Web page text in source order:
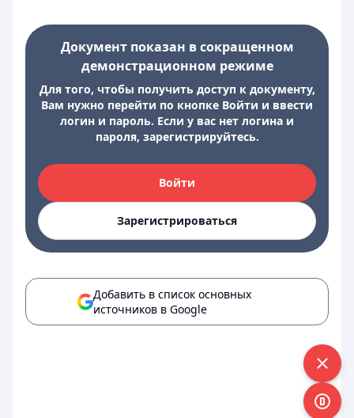
Документ показан в сокращенном
демонстрационном режиме
Для того, чтобы получить доступ к документу,
Вам нужно перейти по кнопке Войти и ввести
логин и пароль. Если у вас нет логина и
пароля, зарегистрируйтесь.
Войти
Зарегистрироваться
Добавить в список основных
источников в Google